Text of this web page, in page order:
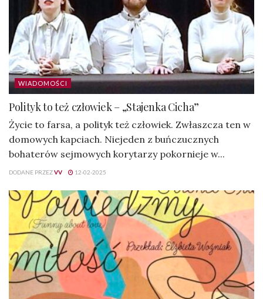
WIADOMOŚCI
Polityk to też człowiek – „Stajenka Cicha”
Życie to farsa, a polityk też człowiek. Zwłaszcza ten w
domowych kapciach. Niejeden z buńczucznych
bohaterów sejmowych korytarzy pokornieje w...
DODANE PRZEZVV 12-02-2025